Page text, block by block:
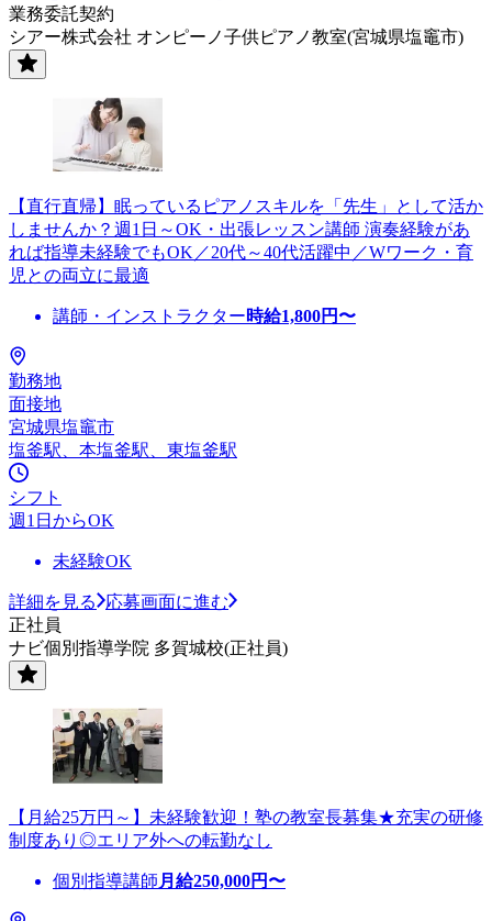
業務委託契約
シアー株式会社 オンピーノ子供ピアノ教室(宮城県塩竈市)
【直行直帰】眠っているピアノスキルを「先生」として活か
しませんか？週1日～OK・出張レッスン講師 演奏経験があ
れば指導未経験でもOK／20代～40代活躍中／Wワーク・育
児との両立に最適
講師・インストラクター時給1,800円〜
勤務地
面接地
宮城県塩竈市
塩釜駅、本塩釜駅、東塩釜駅
シフト
週1日からOK
未経験OK
詳細を見る
応募画面に進む
正社員
ナビ個別指導学院 多賀城校(正社員)
【月給25万円～】未経験歓迎！塾の教室長募集★充実の研修
制度あり◎エリア外への転勤なし
個別指導講師 月給250,000円〜